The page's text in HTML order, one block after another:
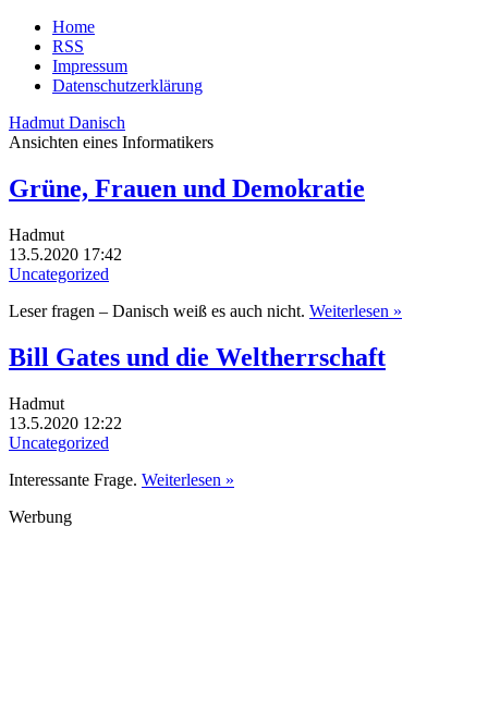
Home
RSS
Impressum
Datenschutzerklärung
Hadmut Danisch
Ansichten eines Informatikers
Grüne, Frauen und Demokratie
Hadmut
13.5.2020 17:42
Uncategorized
Leser fragen – Danisch weiß es auch nicht. Weiterlesen »
Bill Gates und die Weltherrschaft
Hadmut
13.5.2020 12:22
Uncategorized
Interessante Frage. Weiterlesen »
Werbung